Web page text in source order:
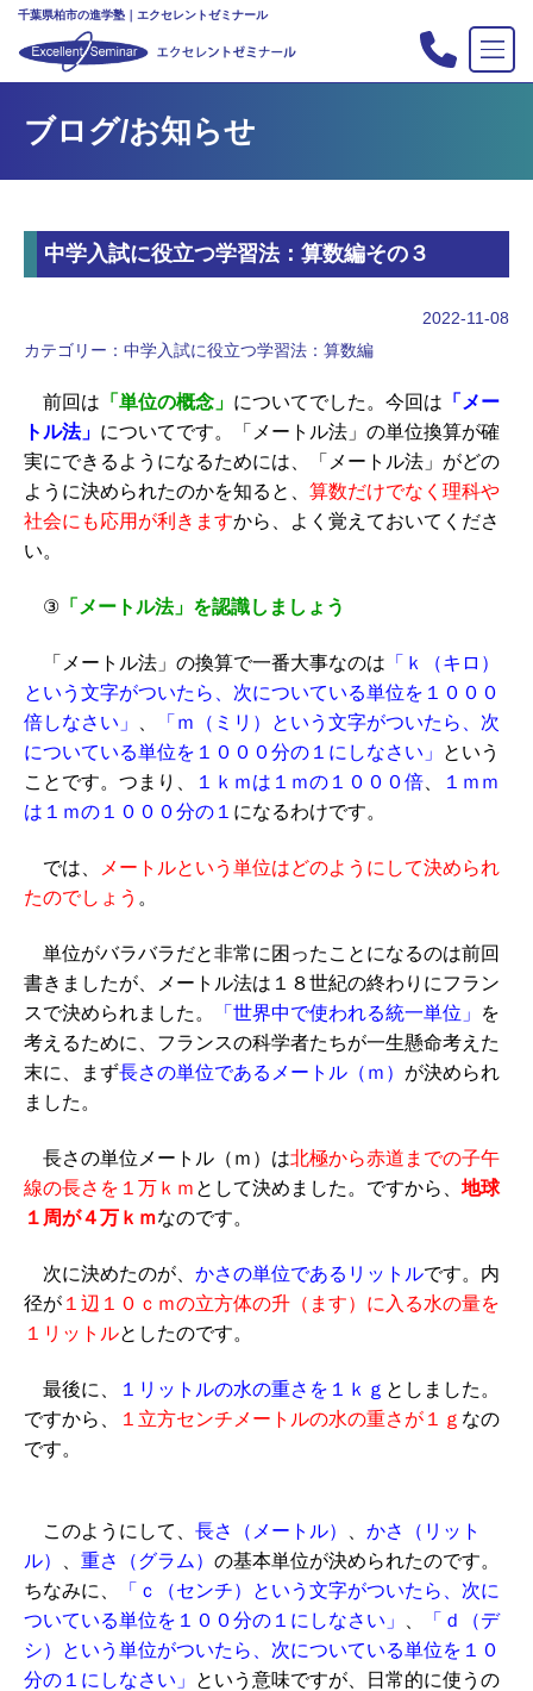
千葉県柏市の進学塾｜エクセレントゼミナール
塾の紹介
合格実績
入会案内
教室案内
私立中高リンク集
プライバシーポリシー
お問い合わせ
ブログ/お知らせ
中学入試に役立つ学習法：算数編その３
2022-11-08
カテゴリー： 中学入試に役立つ学習法：算数編
前回は 「単位の概念」 についてでした。今回は 「メー
トル法」 についてです。「メートル法」の単位換算が確
実にできるようになるためには、「メートル法」がどの
ように決められたのかを知ると、 算数だけでなく理科や
社会にも応用が利きますから、よく覚えておいてくださ
い。
③ 「メートル法」を認識しましょう
「 メートル法」の換算で一番大事なのは 「ｋ（キロ）
という文字がついたら、次についている単位を１０００
倍しなさい」
「ｍ（ミリ）という文字がついたら、次
についている単位を１０００分の１にしなさい」
という
ことです。つまり、
１ｋｍは１ｍの１０００倍
１ｍｍ
は１ｍの１０００分の１ になるわけです。
では、
メートルという単位はどのようにして決められ
たのでしょう 。
単位がバラバラだと非常に困ったことになるのは前回
書きましたが、メートル法は１８世紀の終わりにフラン
スで決められました。
「世界中で使われる統一単位」
を
考えるために、フランスの科学者たちが一生懸命考えた
末に、まず長さの単位であるメートル（ｍ） が決められ
ました。
長さの単位メートル（ｍ）は北極から赤道までの子午
線の長さを１万ｋｍ として決めました。ですから、 地球
１周が４万ｋｍなのです。
次に決めたのが、 かさの単位であるリットルです。内
径が １辺１０ｃｍの立方体の升（ます）に入る水の量を
１リットルとしたのです。
最後に、 １リットルの水の重さを１ｋｇ としました。
ですから、
１立方センチメートルの水の重さが１ｇ なの
です。
このようにして、 長さ（メートル）
かさ（リット
ル）
重さ（グラム） の基本単位が決められたのです。
ちなみに、
「ｃ（センチ）という文字がついたら、次に
ついている単位を１００分の１にしなさい」
「ｄ（デ
シ）という単位がついたら、次についている単位を１０
分の１にしなさい」
という意味ですが、日常的に使うの